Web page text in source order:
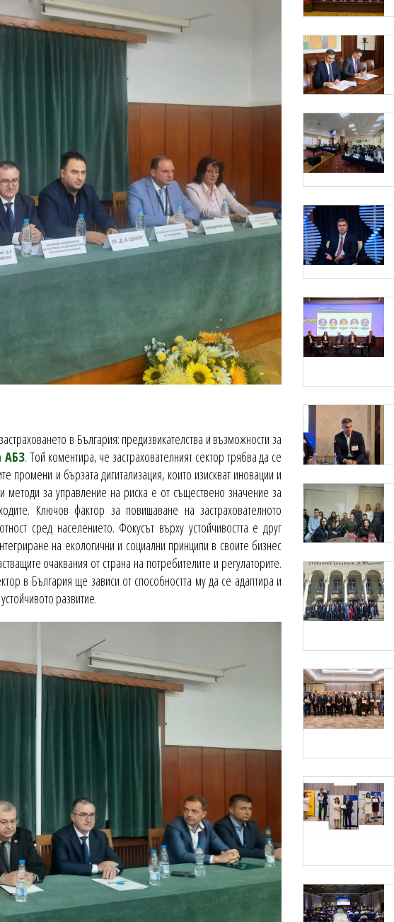
в България: предизвикателства и възможности за
АБЗ. Той коментира, че застрахователният сектор трябва да се
промени и бързата дигитализация, които изискват иновации и
методи за управление на риска е от съществено значение за
Ключов фактор за повишаване на застрахователното
сред населението. Фокусът върху устойчивостта е друг
на екологични и социални принципи в своите бизнес
очаквания от страна на потребителите и регулаторите.
в България ще зависи от способността му да се адаптира и
развитие.